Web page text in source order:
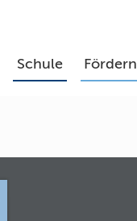
Schule Fördern